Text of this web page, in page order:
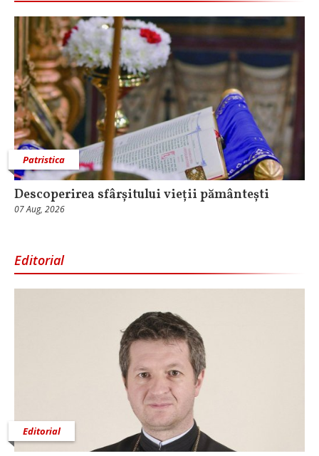
Patristica
Descoperirea sfârșitului vieții pământești
07 Aug, 2026
Editorial
Editorial